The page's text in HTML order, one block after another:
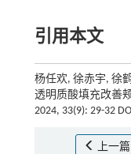
引用本文
杨任欢, 徐赤宇, 徐
透明质酸填充改善
2024, 33(9): 29-32
上一篇